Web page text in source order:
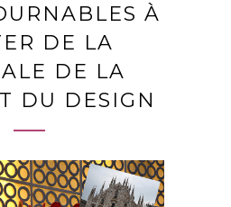
À
DE LA
DE LA
DU DESIGN